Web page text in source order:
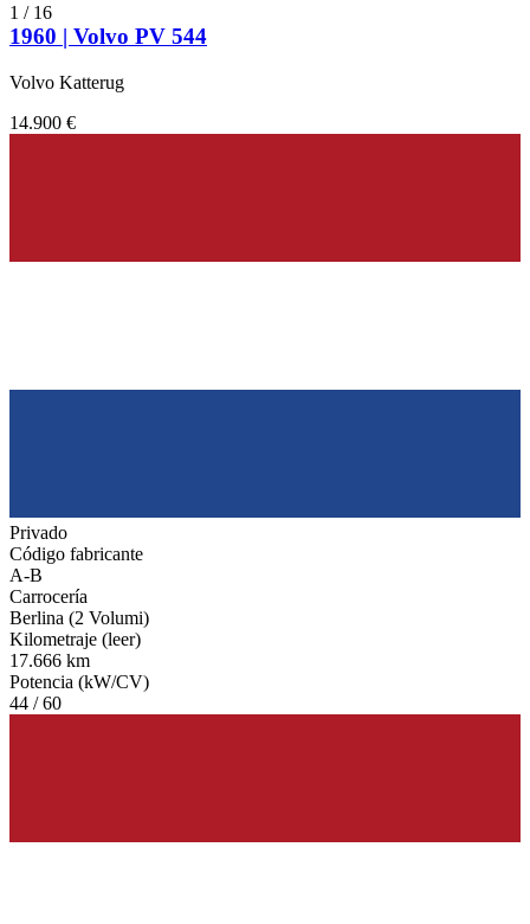
1 / 16
1960 | Volvo PV 544
Volvo Katterug
14.900 €
Privado
Código fabricante
A-B
Carrocería
Berlina (2 Volumi)
Kilometraje (leer)
17.666 km
Potencia (kW/CV)
44 / 60